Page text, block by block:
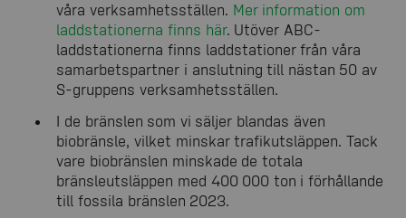
våra verksamhetsställen. Mer information om
laddstationerna finns här. Utöver ABC-
laddstationerna finns laddstationer från våra
samarbetspartner i anslutning till nästan 50 av
S-gruppens verksamhetsställen.
I de bränslen som vi säljer blandas även
biobränsle, vilket minskar trafikutsläppen. Tack
vare biobränslen minskade de totala
bränsleutsläppen med 400 000 ton i förhållande
till fossila bränslen 2023.